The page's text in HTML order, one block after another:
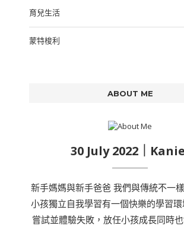
育兒生活
蒙特梭利
ABOUT ME
30 July 2022｜
新手媽媽與新手爸爸 我們與傳統不一
小孩獨立自我學習有一個快樂的學習
嘗試並體驗失敗，放任小孩成長同時